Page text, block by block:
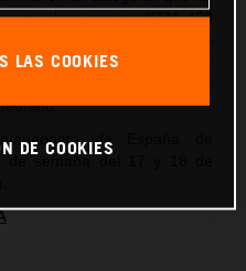
plaza con su KTM 450
de KTM España adquirir
de España de
LAS COOKIES
DE COOKIES